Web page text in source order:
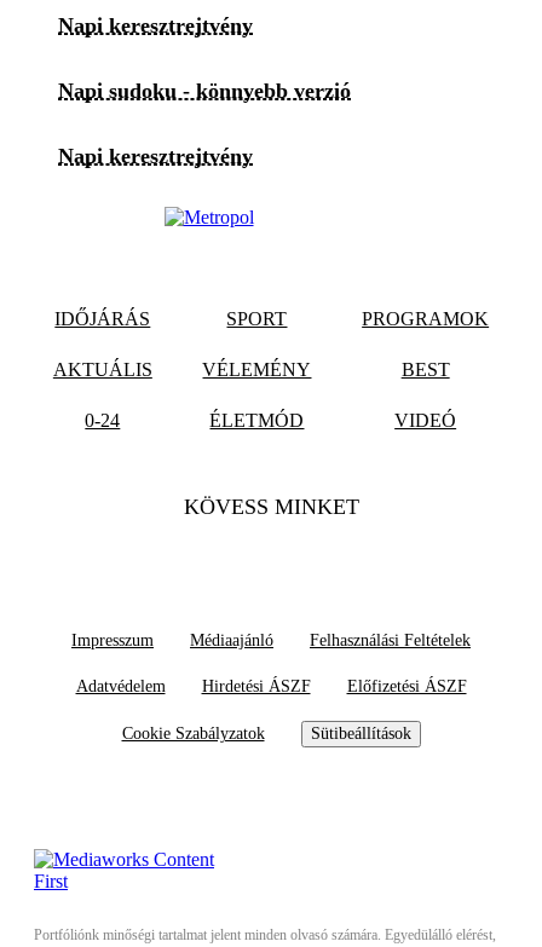
Napi keresztrejtvény
Napi sudoku - könnyebb verzió
Napi keresztrejtvény
IDŐJÁRÁS SPORT PROGRAMOK
AKTUÁLIS VÉLEMÉNY BEST
0-24 ÉLETMÓD VIDEÓ
KÖVESS MINKET
Impresszum Médiaajánló Felhasználási Feltételek
Adatvédelem Hirdetési ÁSZF Előfizetési ÁSZF
Cookie Szabályzatok Sütibeállítások
Portfóliónk minőségi tartalmat jelent minden olvasó számára. Egyedülálló elérést,